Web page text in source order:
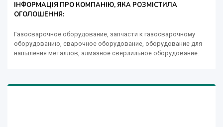
ІНФОРМАЦІЯ ПРО КОМПАНІЮ, ЯКА РОЗМІСТИЛА
ОГОЛОШЕННЯ:
Газосварочное оборудование, запчасти к газосварочному
оборудованию, сварочное оборудование, оборудование для
напыления металлов, алмазное сверлильное оборудование.